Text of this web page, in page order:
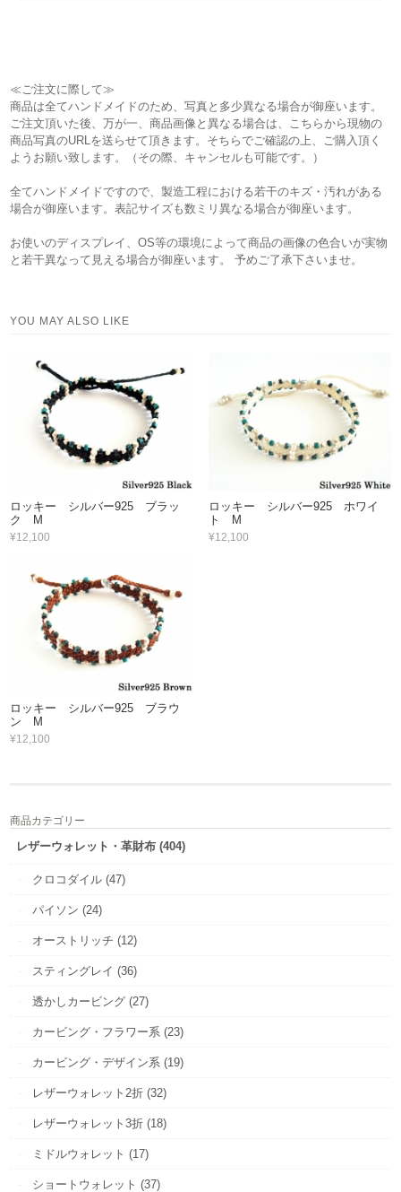
≪ご注文に際して≫
商品は全てハンドメイドのため、写真と多少異なる場合が御座います。
ご注文頂いた後、万が一、商品画像と異なる場合は、こちらから現物の
商品写真のURLを送らせて頂きます。そちらでご確認の上、ご購入頂く
ようお願い致します。（その際、キャンセルも可能です。）
全てハンドメイドですので、製造工程における若干のキズ・汚れがある
場合が御座います。表記サイズも数ミリ異なる場合が御座います。
お使いのディスプレイ、OS等の環境によって商品の画像の色合いが実物
と若干異なって見える場合が御座います。 予めご了承下さいませ。
YOU MAY ALSO LIKE
ロッキー シルバー925 ブラッ
ク M
¥12,100
ロッキー シルバー925 ホワイ
ト M
¥12,100
ロッキー シルバー925 ブラウ
ン M
¥12,100
商品カテゴリー
レザーウォレット・革財布 (404)
クロコダイル (47)
パイソン (24)
オーストリッチ (12)
スティングレイ (36)
透かしカービング (27)
カービング・フラワー系 (23)
カービング・デザイン系 (19)
レザーウォレット2折 (32)
レザーウォレット3折 (18)
ミドルウォレット (17)
ショートウォレット (37)